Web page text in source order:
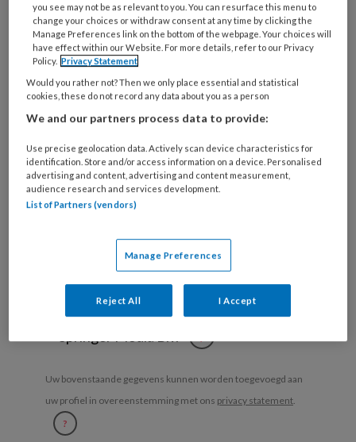
Kies
je
functie *
Bij
welke
organisatie
je?
Untitled
Ontvang 2x per week de
KinderopvangTotaal nieuwsbrief
Ontvang iedere zondag het
Weekoverzicht
van KinderopvangTotaal en
Uw bovenstaande gegevens kunnen worden toegevoegd aan
uw profiel in overeenstemming met ons privacy statement.
?
you see may not be as relevant to you. You can resurface this menu to
change your choices or withdraw consent at any time by clicking the
Manage Preferences link on the bottom of the webpage. Your choices will
have effect within our Website. For more details, refer to our Privacy
Policy. Privacy Statement
Would you rather not? Then we only place essential and statistical
cookies, these do not record any data about you as a person
We and our partners process data to provide:
Use precise geolocation data. Actively scan device characteristics for
identification. Store and/or access information on a device. Personalised
advertising and content, advertising and content measurement,
audience research and services development.
List of Partners (vendors)
Manage Preferences
Reject All I Accept